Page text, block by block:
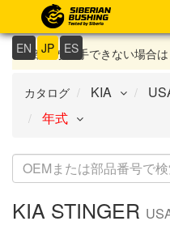
EN JP ES
部品が入手できない場合は
カタログ
KIA STINGER